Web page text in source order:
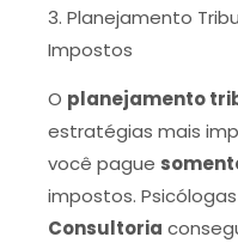
3. Planejamento
Impostos
O planejamento
estratégias mais
você pague
impostos.
Consultoria